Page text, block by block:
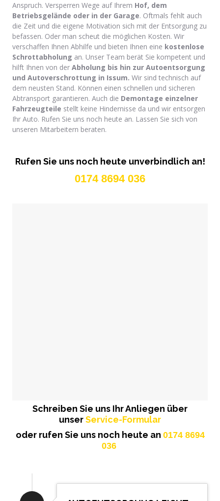
Anspruch. Versperren Wege auf Ihrem Hof, dem
Betriebsgelände oder in der Garage. Oftmals fehlt auch
die Zeit und die eigene Motivation sich mit der Entsorgung zu
befassen. Oder man scheut die möglichen Kosten. Wir
verschaffen Ihnen Abhilfe und bieten Ihnen eine kostenlose
Schrottabholung an. Unser Team berät Sie kompetent und
hilft Ihnen von der Abholung bis hin zur Autoentsorgung
und Autoverschrottung in Issum. Wir sind technisch auf
dem neusten Stand. Können einen schnellen und sicheren
Abtransport garantieren. Auch die Demontage einzelner
Fahrzeugteile stellt keine Hindernisse da und wir entsorgen
Ihr Auto. Rufen Sie uns noch heute an. Lassen Sie sich von
unseren Mitarbeitern beraten.
Rufen Sie uns noch heute unverbindlich an!
0174 8694 036
Schreiben Sie uns Ihr Anliegen über
unserService-Formular
oder rufen Sie uns noch heute an 0174 8694
036